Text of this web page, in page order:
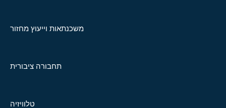
משכנתאות וייעוץ מחזור
תחבורה ציבורית
טלוויזיה